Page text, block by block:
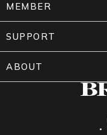
MEMBER
SUPPORT
ABOUT